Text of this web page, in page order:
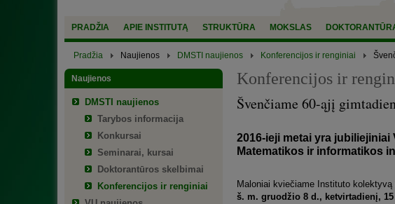
PRADŽIA APIE INSTITUTĄ STRUKTŪRA MOKSLAS
Pradžia Naujienos DMSTI naujienos Konferencijos ir renginiai
Naujienos
DMSTI naujienos
Tarybos informacija
Konkursai
Seminarai, kursai
Doktorantūros skelbimai
Konferencijos ir renginiai
Konferencijos ir
Švenčiame 60-ąjį
2016-ieji metai yra
Matematikos ir informatikos
Maloniai kviečiame Instituto
š. m. gruodžio 8 d., ketvirtadienį, 15